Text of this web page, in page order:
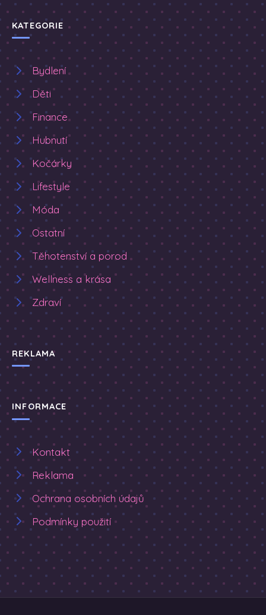
KATEGORIE
Bydlení
Děti
Finance
Hubnutí
Kočárky
Lifestyle
Móda
Ostatní
Těhotenství a porod
Wellness a krása
Zdraví
REKLAMA
INFORMACE
Kontakt
Reklama
Ochrana osobních údajů
Podmínky použití